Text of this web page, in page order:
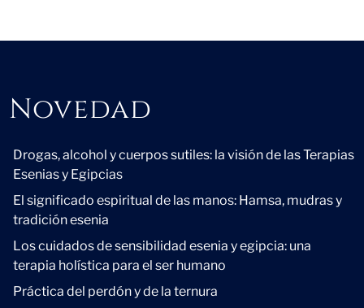
Novedad
Novedad
Drogas, alcohol y cuerpos sutiles: la visión de las Terapias
Esenias y Egipcias
El significado espiritual de las manos: Hamsa, mudras y
tradición esenia
Los cuidados de sensibilidad esenia y egipcia: una
terapia holística para el ser humano
Práctica del perdón y de la ternura